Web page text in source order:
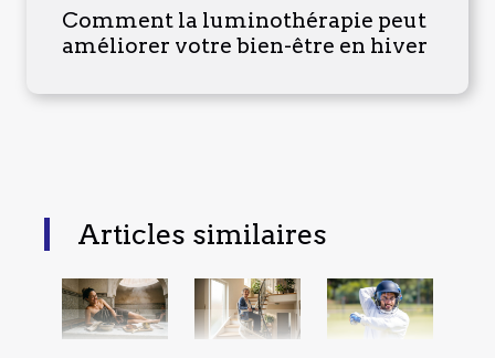
Comment la luminothérapie peut
améliorer votre bien-être en hiver
Articles similaires